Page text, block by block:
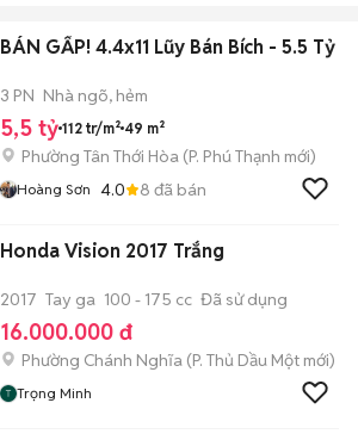
BÁN GẤP! 4.4x11 Lũy Bán Bích - 5.5 Tỷ
3 PN Nhà ngõ, hẻm
5,5 tỷ 112 tr/m² 49 m²
Phường Tân Thới Hòa (P. Phú Thạnh mới)
Hoàng Sơn 4.0 8 đã bán
Honda Vision 2017 Trắng
2017 Tay ga 100 - 175 cc Đã sử dụng
16.000.000 đ
Phường Chánh Nghĩa (P. Thủ Dầu Một mới)
Trọng Minh